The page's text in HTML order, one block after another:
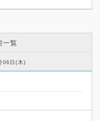
一覧
06日(木)